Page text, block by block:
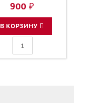
900 ₽
В КОРЗИНУ